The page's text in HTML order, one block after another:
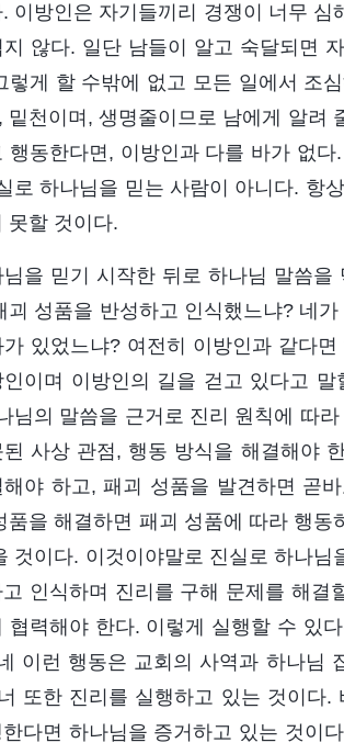
이방인은 자기들끼리 경쟁이 너무
않다. 일단 남들이 알고 숙달되면
렇게 할 수밖에 없고 모든 일에서 조
밑천이며, 생명줄이므로 남에게 알려
행동한다면, 이방인과 다를 바가 없
로 하나님을 믿는 사람이 아니다. 항
못할 것이다.
님을 믿기 시작한 뒤로 하나님 말씀
괴 성품을 반성하고 인식했느냐? 네
가 있었느냐? 여전히 이방인과 같다
인이며 이방인의 길을 걷고 있다고
님의 말씀을 근거로 진리 원칙에 따
사상 관점, 행동 방식을 해결해야
해야 하고, 패괴 성품을 발견하면 곧
품을 해결하면 패괴 성품에 따라 행
것이다. 이것이야말로 진실로 하나
인식하며 진리를 구해 문제를 해
협력해야 한다. 이렇게 실행할 수 있
이런 행동은 교회의 사역과 하나님
또한 진리를 실행하고 있는 것이다.
다면 하나님을 증거하고 있는 것이